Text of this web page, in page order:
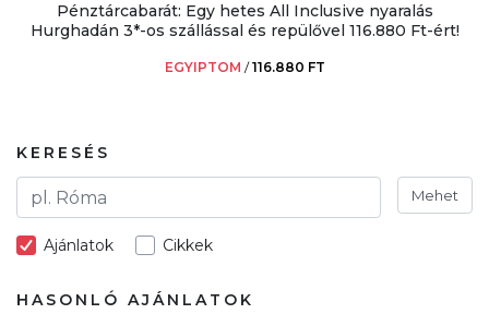
Pénztárcabarát: Egy hetes All Inclusive nyaralás
Hurghadán 3*-os szállással és repülővel 116.880 Ft-ért!
EGYIPTOM /116.880 FT
KERESÉS
Mehet
Ajánlatok Cikkek
HASONLÓ AJÁNLATOK